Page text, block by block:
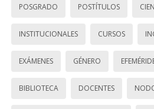
POSGRADO POSTÍTULOS
INSTITUCIONALES CURSOS
EXÁMENES GÉNERO
BIBLIOTECA DOCENTES